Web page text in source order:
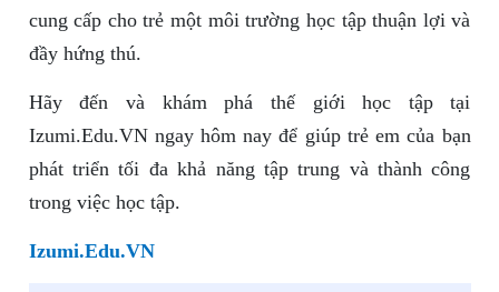
cung cấp cho trẻ một môi trường học tập thuận lợi và
đầy hứng thú.
Hãy đến và khám phá thế giới học tập tại
Izumi.Edu.VN ngay hôm nay để giúp trẻ em của bạn
phát triển tối đa khả năng tập trung và thành công
trong việc học tập.
Izumi.Edu.VN